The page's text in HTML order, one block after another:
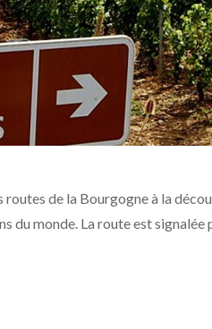
de la Bourgogne à la
du monde. La route est